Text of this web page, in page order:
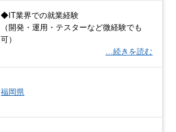
◆IT業界での就業経験
（開発・運用・テスターなど微経験でも
可）
…続きを読む
福岡県